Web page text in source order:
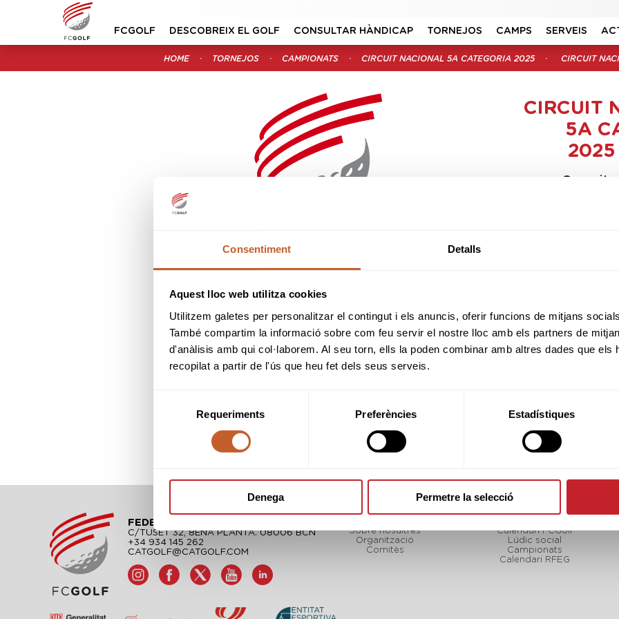
Consentiment Detalls
Aquest lloc web utilitza cookies
Utilitzem galetes per personalitzar el contingut i els anuncis, oferir funcions de mitjans
També compartim la informació sobre com feu servir el nostre lloc amb els partners de
d'anàlisis amb qui col·laborem. Al seu torn, ells la poden combinar amb altres dades que els
recopilat a partir de l'ús que heu fet dels seus serveis.
consentiment
Requeriments Preferències Estadístiques
Denega Permetre la selecció
FCGOLF DESCOBREIX EL GOLF CONSULTAR HÀNDICAP TORNEJOS CAMPS SERVEIS
HOME TORNEJOS CAMPIONATS CIRCUIT NACIONAL 5A CATEGORIA 2025 CIRCUIT
CIRCUIT NACIONAL 5a CATEGORIA
2025
CIRCUIT
5A
2025
FEDERACIÓ CATALANA DE GOLF
C/TUSET 32, 8ÈNA PLANTA. 08006 BCN
+34 934 145 262
CATGOLF@CATGOLF.COM
Sobre nosaltres
Organització
Comitès
Calendari FCGolf
Lúdic social
Campionats
Calendari RFEG